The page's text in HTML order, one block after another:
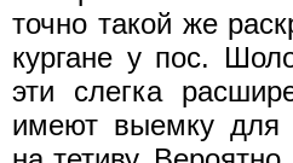
точно такой же
кургане у пос.
эти слегка
имеют выемку для